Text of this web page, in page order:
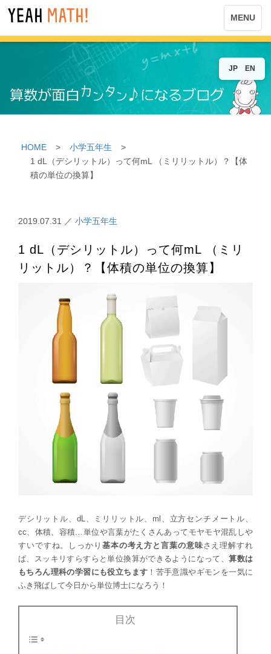
MENU
HOME > 小学五年生
>
1 dL（デシリットル）って何mL （ミリリットル）？【体
積の単位の換算】
2019.07.31 ／ 小学五年生
1 dL（デシリットル）って何mL （ミリ
リットル）？【体積の単位の換算】
デシリットル、dL、ミリリットル、ml、立方センチメートル、
cc、体積、容積…単位や言葉がたくさんあってモヤモヤ混乱しや
すいですね。しっかり 基本の考え方と言葉の意味さえ理解すれ
ば、スッキリすらすらと単位換算ができるようになって、算数は
もちろん理科の学習にも役立ちます ！苦手意識やギモンを一気に
ふき飛ばして今日から単位博士になろう！
目次
JP EN